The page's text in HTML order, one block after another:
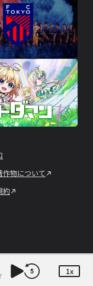
』が2週連続の首位！TVer
1x
作物について
約